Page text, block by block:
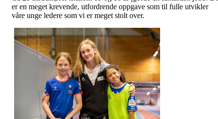
er en meget krevende, utfordrende oppgave som til fulle utvikler
våre unge ledere som vi er meget stolt over.